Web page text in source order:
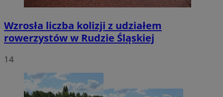
Wzrosła liczba kolizji z udziałem
rowerzystów w Rudzie Śląskiej
14